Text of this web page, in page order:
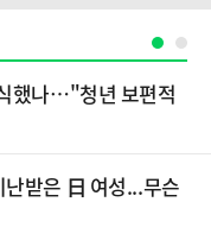
했나…"청년 보편적
받은 日 여성...무슨